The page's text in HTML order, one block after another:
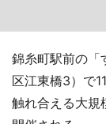
錦糸町駅前の「
区江東橋3）で
触れ合える大規